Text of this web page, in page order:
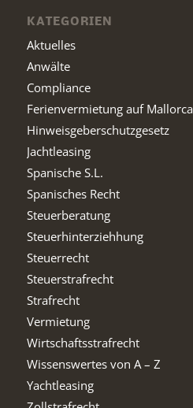
KATEGORIEN
Aktuelles
Anwälte
Compliance
Ferienvermietung auf Mallorca
Hinweisgeberschutzgesetz
Jachtleasing
Spanische S.L.
Spanisches Recht
Steuerberatung
Steuerhinterziehhung
Steuerrecht
Steuerstrafrecht
Strafrecht
Vermietung
Wirtschaftsstrafrecht
Wissenswertes von A – Z
Yachtleasing